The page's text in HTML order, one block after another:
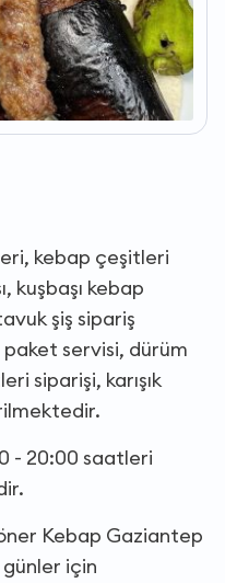
kebap çeşitleri
kuşbaşı kebap
şiş sipariş
paket servisi, dürüm
siparişi, karışık
- 20:00 saatleri
Kebap Gaziantep
için